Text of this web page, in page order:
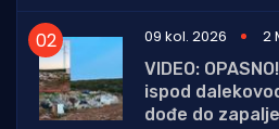
09 kol. 2026
2
VIDEO:
ispod
dođe do